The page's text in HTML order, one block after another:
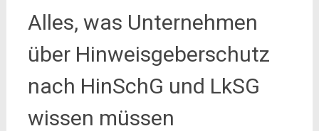
Alles, was Unternehmen
über Hinweisgeberschutz
nach HinSchG und LkSG
wissen müssen